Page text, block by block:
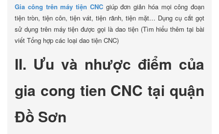
Gia công trên máy tiện CNCgiúp đơn giản hóa mọi công đoạn
tiện tròn, tiện côn, tiện vát, tiện rãnh, tiện mặt… Dụng cụ cắt gọt
sử dụng trên máy tiện được gọi là dao tiện (Tìm hiểu thêm tại bài
viết Tổng hợp các loại dao tiện CNC)
II. Ưu và nhược điểm của
gia cong tien CNC tại quận
Đồ Sơn